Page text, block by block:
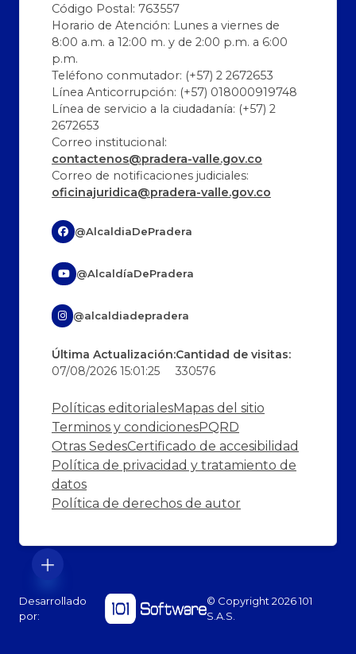
Código Postal: 763557
Horario de Atención: Lunes a viernes de
8:00 a.m. a 12:00 m. y de 2:00 p.m. a 6:00
p.m.
Teléfono conmutador: (+57) 2 2672653
Línea Anticorrupción: (+57) 018000919748
Línea de servicio a la ciudadanía: (+57) 2
2672653
Correo institucional:
contactenos@pradera-valle.gov.co
Correo de notificaciones judiciales:
oficinajuridica@pradera-valle.gov.co
@AlcaldiaDePradera
@AlcaldíaDePradera
@alcaldiadepradera
Última Actualización:
07/08/2026 15:01:25
Cantidad de visitas:
330576
Políticas editorialesMapas del sitio
Terminos y condicionesPQRD
Otras SedesCertificado de accesibilidad
Política de privacidad y tratamiento de
datos
Política de derechos de autor
Desarrollado
por:
© Copyright2026101
S.A.S.